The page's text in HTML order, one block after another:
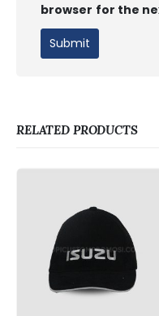
browser for the
RELATED PRODUCTS